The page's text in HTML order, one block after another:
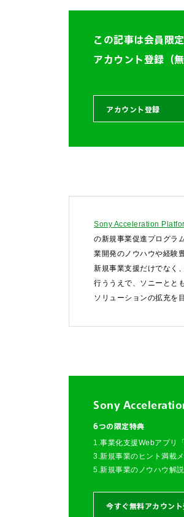
この記事は会員限定
アカウント登録（
アカウント登録
Sony Acceleration
の新規事業促進プログラ
業開発のノウハウや経験
新規事業支援だけでなく
行ううえで、ソニーとと
ソリューションの拡充を
Sony
6つの限定特典
1.事業化支援Webアプリ
3.新規事業のヒント満載
5.新規事業のノウハウ解
今すぐ無料アカウン